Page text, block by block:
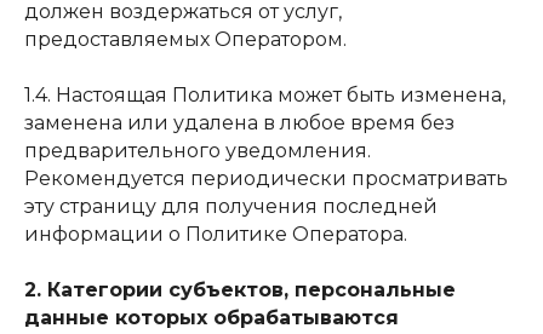
должен воздержаться от услуг,
предоставляемых Оператором.
1.4. Настоящая Политика может быть изменена,
заменена или удалена в любое время без
предварительного уведомления.
Рекомендуется периодически просматривать
эту страницу для получения последней
информации о Политике Оператора.
2. Категории субъектов, персональные
данные которых обрабатываются